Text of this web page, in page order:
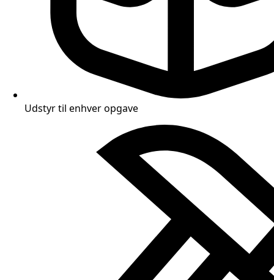
Udstyr til enhver opgave